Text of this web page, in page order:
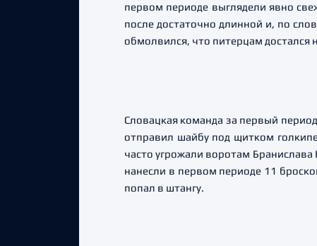
первом периоде выглядели явно
после достаточно длинной и, по
обмолвился, что питерцам
Словацкая команда за первый
отправил шайбу под щитком
часто угрожали воротам
нанесли в первом периоде 11
попал в штангу.